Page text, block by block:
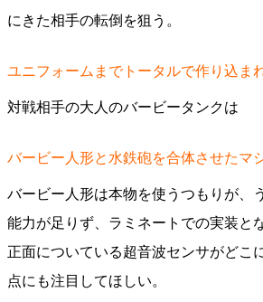
にきた相手の転倒を狙う。
ユニフォームまでトータルで作り込ま
対戦相手の大人のバービータンクは
バービー人形と水鉄砲を合体させたマ
バービー人形は本物を使うつもりが、
能力が足りず、ラミネートでの実装と
正面についている超音波センサがどこ
点にも注目してほしい。